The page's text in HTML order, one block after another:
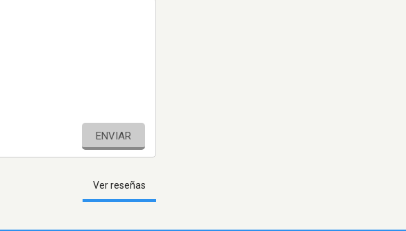
ENVIAR
Ver reseñas